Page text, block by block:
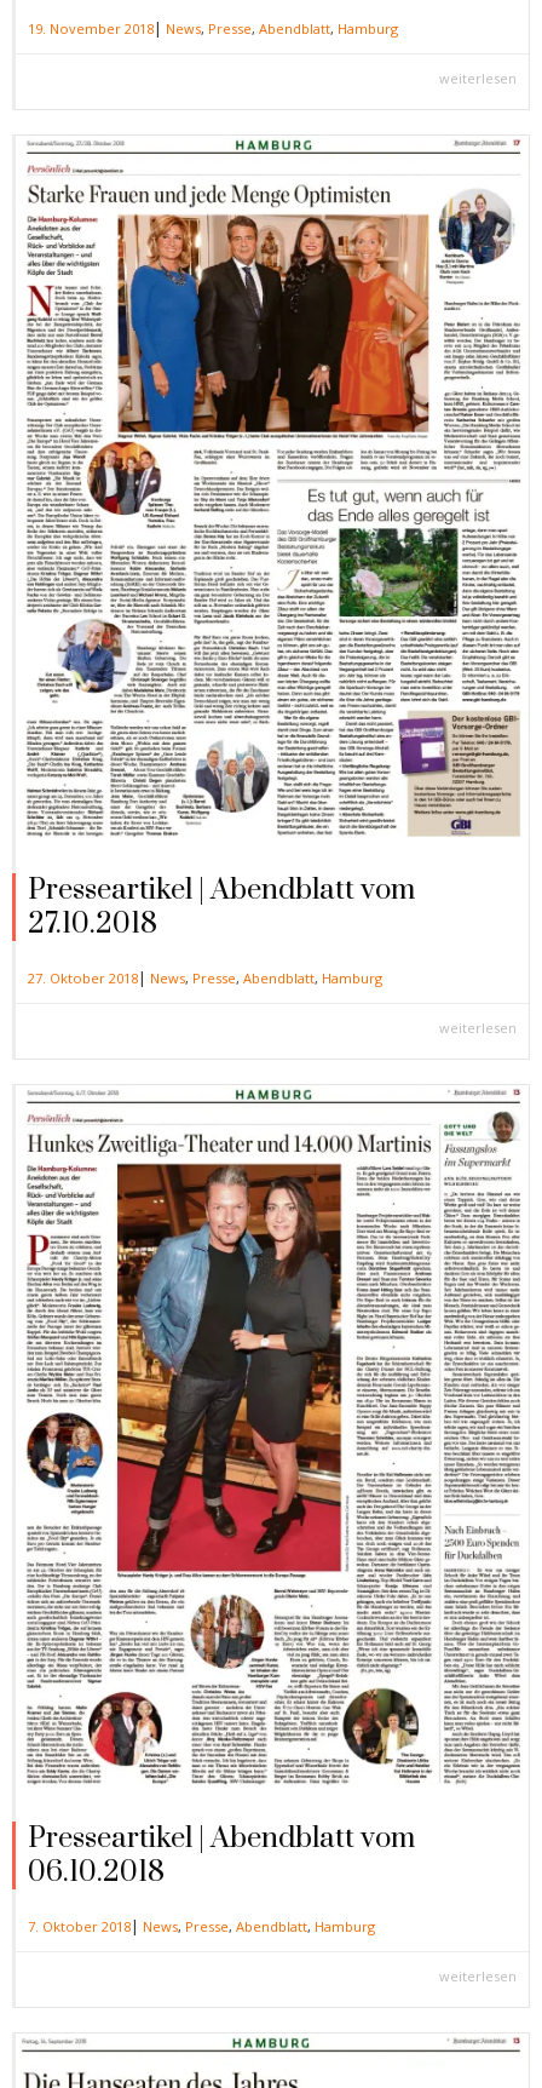
19. November 2018| News, Presse, Abendblatt, Hamburg
weiterlesen
Presseartikel | Abendblatt vom
27.10.2018
27. Oktober 2018| News, Presse, Abendblatt, Hamburg
weiterlesen
Presseartikel | Abendblatt vom
06.10.2018
7. Oktober 2018| News, Presse, Abendblatt, Hamburg
weiterlesen